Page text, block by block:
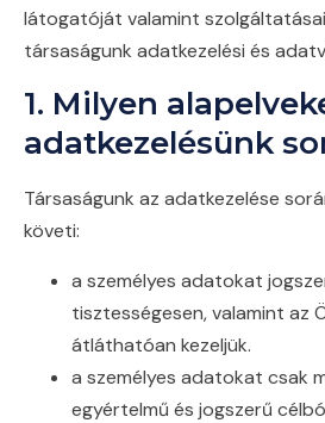
látogatóját valamint
társaságunk adatkezelési és
1. Milyen
adatkezelésünk
Társaságunk az adatkezelése
követi:
a személyes adatokat
tisztességesen, valamint az
átláthatóan kezeljük.
a személyes adatokat csak
egyértelmű és jogszerű